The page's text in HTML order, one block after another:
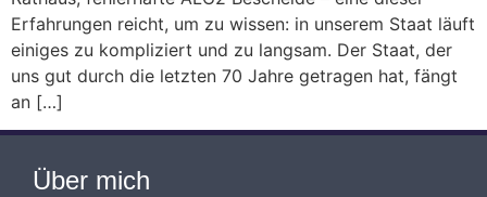
Erfahrungen reicht, um zu wissen: in unserem Staat läuft
einiges zu kompliziert und zu langsam. Der Staat, der
uns gut durch die letzten 70 Jahre getragen hat, fängt
an […]
Über mich